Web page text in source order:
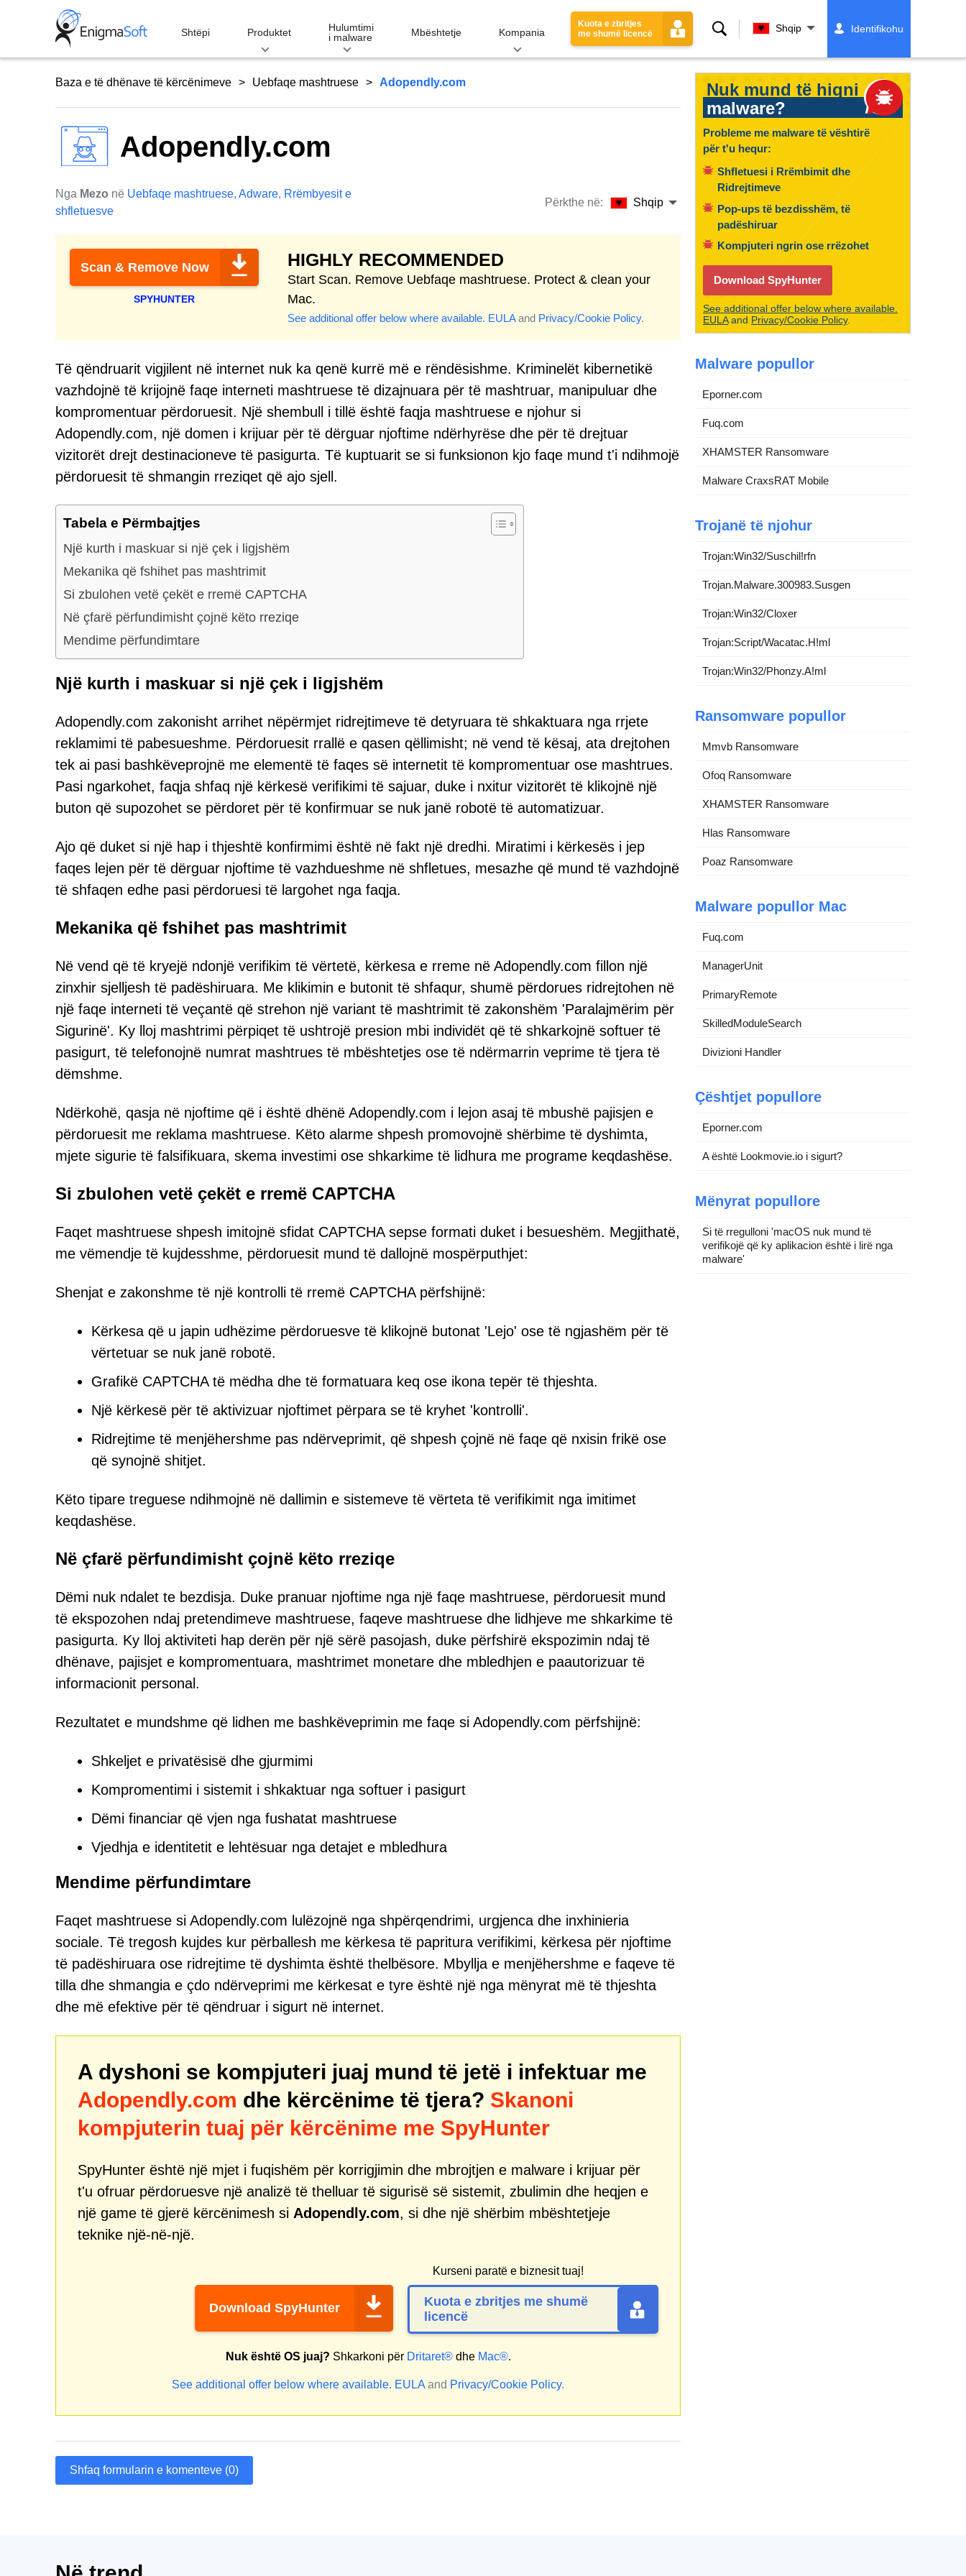
Shtëpi Produktet
Hulumtimi
i malware
Mbështetje Kompania
Kuota e zbritjes
me shumë licencë
Kërko Shqip Identifikohu
Baza e të dhënave të kërcënimeve Uebfaqe mashtruese Adopendly.com
Adopendly.com
Nga Mezo në Uebfaqe mashtruese, Adware, Rrëmbyesit e
shfletuesve
Përkthe në: Shqip
Scan & Remove Now
SPYHUNTER
HIGHLY RECOMMENDED
Start Scan. Remove Uebfaqe mashtruese. Protect & clean your
Mac.
See additional offer below where available. EULAand Privacy/Cookie Policy.
Të qëndruarit vigjilent në internet nuk ka qenë kurrë më e rëndësishme. Kriminelët kibernetikë
vazhdojnë të krijojnë faqe interneti mashtruese të dizajnuara për të mashtruar, manipuluar dhe
kompromentuar përdoruesit. Një shembull i tillë është faqja mashtruese e njohur si
Adopendly.com, një domen i krijuar për të dërguar njoftime ndërhyrëse dhe për të drejtuar
vizitorët drejt destinacioneve të pasigurta. Të kuptuarit se si funksionon kjo faqe mund t'i ndihmojë
përdoruesit të shmangin rreziqet që ajo sjell.
Tabela e Përmbajtjes
Një kurth i maskuar si një çek i ligjshëm
Mekanika që fshihet pas mashtrimit
Si zbulohen vetë çekët e rremë CAPTCHA
Në çfarë përfundimisht çojnë këto rreziqe
Mendime përfundimtare
Një kurth i maskuar si një çek i ligjshëm
Adopendly.com zakonisht arrihet nëpërmjet ridrejtimeve të detyruara të shkaktuara nga rrjete
reklamimi të pabesueshme. Përdoruesit rrallë e qasen qëllimisht; në vend të kësaj, ata drejtohen
tek ai pasi bashkëveprojnë me elementë të faqes së internetit të kompromentuar ose mashtrues.
Pasi ngarkohet, faqja shfaq një kërkesë verifikimi të sajuar, duke i nxitur vizitorët të klikojnë një
buton që supozohet se përdoret për të konfirmuar se nuk janë robotë të automatizuar.
Ajo që duket si një hap i thjeshtë konfirmimi është në fakt një dredhi. Miratimi i kërkesës i jep
faqes lejen për të dërguar njoftime të vazhdueshme në shfletues, mesazhe që mund të vazhdojnë
të shfaqen edhe pasi përdoruesi të largohet nga faqja.
Mekanika që fshihet pas mashtrimit
Në vend që të kryejë ndonjë verifikim të vërtetë, kërkesa e rreme në Adopendly.com fillon një
zinxhir sjelljesh të padëshiruara. Me klikimin e butonit të shfaqur, shumë përdorues ridrejtohen në
një faqe interneti të veçantë që strehon një variant të mashtrimit të zakonshëm 'Paralajmërim për
Sigurinë'. Ky lloj mashtrimi përpiqet të ushtrojë presion mbi individët që të shkarkojnë softuer të
pasigurt, të telefonojnë numrat mashtrues të mbështetjes ose të ndërmarrin veprime të tjera të
dëmshme.
Ndërkohë, qasja në njoftime që i është dhënë Adopendly.com i lejon asaj të mbushë pajisjen e
përdoruesit me reklama mashtruese. Këto alarme shpesh promovojnë shërbime të dyshimta,
mjete sigurie të falsifikuara, skema investimi ose shkarkime të lidhura me programe keqdashëse.
Si zbulohen vetë çekët e rremë CAPTCHA
Faqet mashtruese shpesh imitojnë sfidat CAPTCHA sepse formati duket i besueshëm. Megjithatë,
me vëmendje të kujdesshme, përdoruesit mund të dallojnë mospërputhjet:
Shenjat e zakonshme të një kontrolli të rremë CAPTCHA përfshijnë:
Kërkesa që u japin udhëzime përdoruesve të klikojnë butonat 'Lejo' ose të ngjashëm për të
vërtetuar se nuk janë robotë.
Grafikë CAPTCHA të mëdha dhe të formatuara keq ose ikona tepër të thjeshta.
Një kërkesë për të aktivizuar njoftimet përpara se të kryhet 'kontrolli'.
Ridrejtime të menjëhershme pas ndërveprimit, që shpesh çojnë në faqe që nxisin frikë ose
që synojnë shitjet.
Këto tipare treguese ndihmojnë në dallimin e sistemeve të vërteta të verifikimit nga imitimet
keqdashëse.
Në çfarë përfundimisht çojnë këto rreziqe
Dëmi nuk ndalet te bezdisja. Duke pranuar njoftime nga një faqe mashtruese, përdoruesit mund
të ekspozohen ndaj pretendimeve mashtruese, faqeve mashtruese dhe lidhjeve me shkarkime të
pasigurta. Ky lloj aktiviteti hap derën për një sërë pasojash, duke përfshirë ekspozimin ndaj të
dhënave, pajisjet e kompromentuara, mashtrimet monetare dhe mbledhjen e paautorizuar të
informacionit personal.
Rezultatet e mundshme që lidhen me bashkëveprimin me faqe si Adopendly.com përfshijnë:
Shkeljet e privatësisë dhe gjurmimi
Kompromentimi i sistemit i shkaktuar nga softuer i pasigurt
Dëmi financiar që vjen nga fushatat mashtruese
Vjedhja e identitetit e lehtësuar nga detajet e mbledhura
Mendime përfundimtare
Faqet mashtruese si Adopendly.com lulëzojnë nga shpërqendrimi, urgjenca dhe inxhinieria
sociale. Të tregosh kujdes kur përballesh me kërkesa të papritura verifikimi, kërkesa për njoftime
të padëshiruara ose ridrejtime të dyshimta është thelbësore. Mbyllja e menjëhershme e faqeve të
tilla dhe shmangia e çdo ndërveprimi me kërkesat e tyre është një nga mënyrat më të thjeshta
dhe më efektive për të qëndruar i sigurt në internet.
A dyshoni se kompjuteri juaj mund të jetë i infektuar me
Adopendly.com dhe kërcënime të tjera? Skanoni
kompjuterin tuaj për kërcënime me SpyHunter
SpyHunter është një mjet i fuqishëm për korrigjimin dhe mbrojtjen e malware i krijuar për
t'u ofruar përdoruesve një analizë të thelluar të sigurisë së sistemit, zbulimin dhe heqjen e
një game të gjerë kërcënimesh si Adopendly.com, si dhe një shërbim mbështetjeje
teknike një-në-një.
Download SpyHunter
Kurseni paratë e biznesit tuaj!
Kuota e zbritjes me shumë
licencë
Nuk është OS juaj? Shkarkoni për Dritaret®dhe Mac®.
See additional offer below where available. EULA and Privacy/Cookie Policy.
Shfaq formularin e komenteve (0)
Nuk mund të hiqni
malware?
Probleme me malware të vështirë
për t'u hequr:
Shfletuesi i Rrëmbimit dhe
Ridrejtimeve
Pop-ups të bezdisshëm, të
padëshiruar
Kompjuteri ngrin ose rrëzohet
Download SpyHunter
See additional offer below where available.
EULAand Privacy/Cookie Policy.
Malware popullor
Eporner.com
Fuq.com
XHAMSTER Ransomware
Malware CraxsRAT Mobile
Trojanë të njohur
Trojan:Win32/Suschil!rfn
Trojan.Malware.300983.Susgen
Trojan:Win32/Cloxer
Trojan:Script/Wacatac.H!ml
Trojan:Win32/Phonzy.A!ml
Ransomware popullor
Mmvb Ransomware
Ofoq Ransomware
XHAMSTER Ransomware
Hlas Ransomware
Poaz Ransomware
Malware popullor Mac
Fuq.com
ManagerUnit
PrimaryRemote
SkilledModuleSearch
Divizioni Handler
Çështjet popullore
Eporner.com
A është Lookmovie.io i sigurt?
Mënyrat popullore
Si të rregulloni 'macOS nuk mund të
verifikojë që ky aplikacion është i lirë nga
malware'